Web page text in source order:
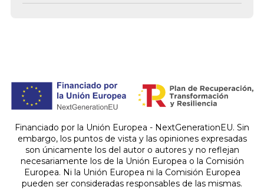
Financiado por la Unión Europea - NextGenerationEU. Sin
embargo, los puntos de vista y las opiniones expresadas
son únicamente los del autor o autores y no reflejan
necesariamente los de la Unión Europea o la Comisión
Europea. Ni la Unión Europea ni la Comisión Europea
pueden ser consideradas responsables de las mismas.